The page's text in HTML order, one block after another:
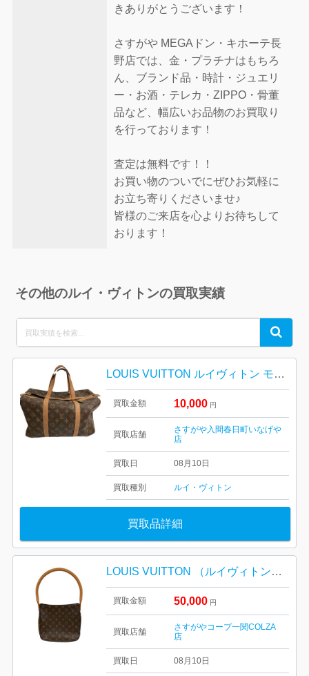
きありがとうございます！
さすがや MEGAドン・キホーテ長
野店では、金・プラチナはもちろ
ん、ブランド品・時計・ジュエリ
ー・お酒・テレカ・ZIPPO・骨董
品など、幅広いお品物のお買取り
を行っております！
査定は無料です！！
お買い物のついでにぜひお気軽に
お立ち寄りくださいませ♪
皆様のご来店を心よりお待ちして
おります！
その他のルイ・ヴィトンの買取実績
for:
Search
LOUIS VUITTON ルイヴィトン モノグラム bag サック・スプール
買取金額 10,000 円
買取店舗
さすがや入間春日町いなげや
店
買取日 08月10日
買取種別 ルイ・ヴィトン
買取品詳細
LOUIS VUITTON （ルイヴィトン） ルーピングMM モノグラム・キャンバス ワンショルダーバッグ
買取金額 50,000 円
買取店舗
さすがやコープ一関COLZA
店
買取日 08月10日